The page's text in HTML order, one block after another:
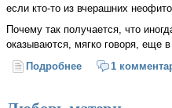
если кто-то из вчерашних
Почему так получается, что
оказываются, мягко говоря, еще
Подробнеео Вниз по
1